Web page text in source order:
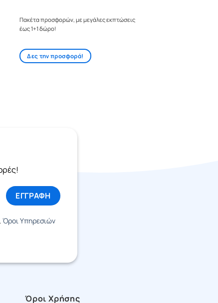
Πακέτα προσφορών, με μεγάλες εκπτώσεις
έως 1+1 δώρο!
Δες την προσφορά!
Όροι Υπηρεσιών
Όροι Χρήσης